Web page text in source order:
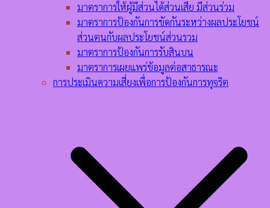
มาตราการให้ผู้มีส่วนได้ส่วนเสีย มีส่วนร่วม
มาตราการป้องกันการขัดกันระหว่างผลประโยชน์
ส่วนตนกับผลประโยชน์ส่วนรวม
มาตราการป้องกันการรับสินบน
มาตราการเผยแพร่ข้อมูลต่อสาธารณะ
การประเมินความเสี่ยงเพื่อการป้องกันการทุจริต